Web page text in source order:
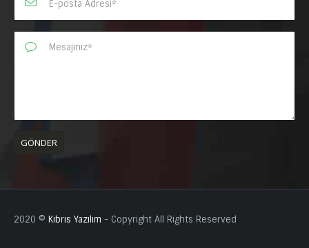
2020 © Kıbrıs Yazılım - Copyright All Rights Reserved